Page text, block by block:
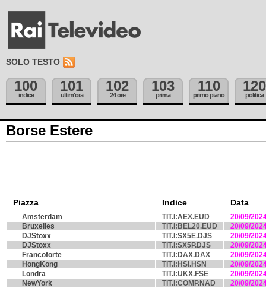
SOLO TESTO
100
indice
101
ultim'ora
102
24 ore
103
prima
110
primo piano
120
politica
Borse Estere
Piazza Indice Data
Amsterdam TIT.I:AEX.EUD
20/09/
Bruxelles
TIT.I:BEL20.EUD
20/09/
DJStoxx
TIT.I:SX5E.DJS
20/09/
DJStoxx
TIT.I:SX5P.DJS
20/09/
Francoforte
TIT.I:DAX.DAX
20/09/
HongKong
TIT.I:HSI.HSN
20/09/
Londra
TIT.I:UKX.FSE
20/09/
NewYork
TIT.I:COMP.NAD
20/09/